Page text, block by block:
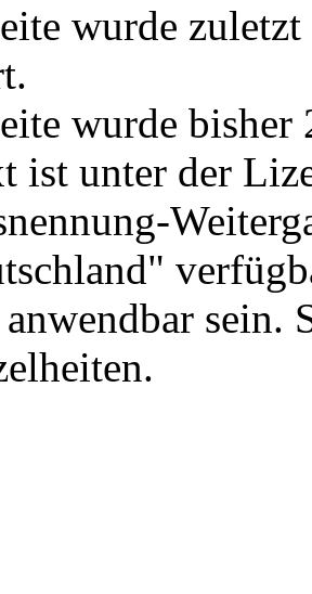
wurde
wurde
ist unter der
sein.